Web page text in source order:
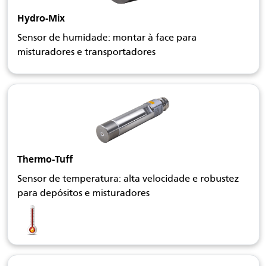
Hydro-Mix
Sensor de humidade: montar à face para
misturadores e transportadores
Thermo-Tuff
Sensor de temperatura: alta velocidade e robustez
para depósitos e misturadores